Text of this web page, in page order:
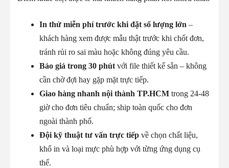
In thử miễn phí trước khi đặt số lượng lớn –
khách hàng xem được mẫu thật trước khi chốt đơn,
tránh rủi ro sai màu hoặc không đúng yêu cầu.
Báo giá trong 30 phút với file thiết kế sẵn – không
cần chờ đợi hay gặp mặt trực tiếp.
Giao hàng nhanh nội thành TP.HCM trong 24-48
giờ cho đơn tiêu chuẩn; ship toàn quốc cho đơn
ngoài thành phố.
Đội kỹ thuật tư vấn trực tiếp về chọn chất liệu,
khổ in và loại mực phù hợp với từng ứng dụng cụ
thể.